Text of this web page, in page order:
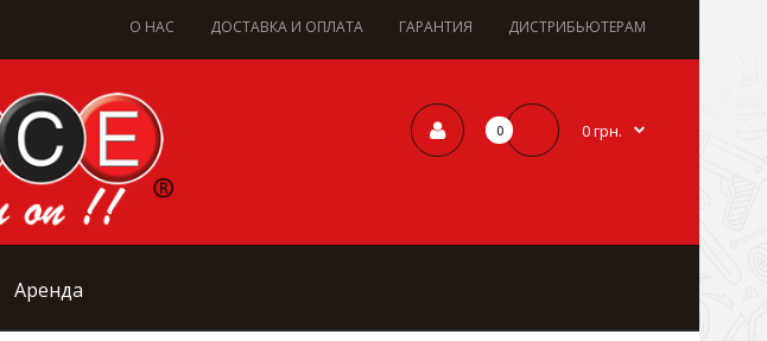
О НАС ДОСТАВКА И ОПЛАТА ГАРАНТИЯ ДИСТРИБЬЮТЕРАМ
0 0 грн.
Аренда